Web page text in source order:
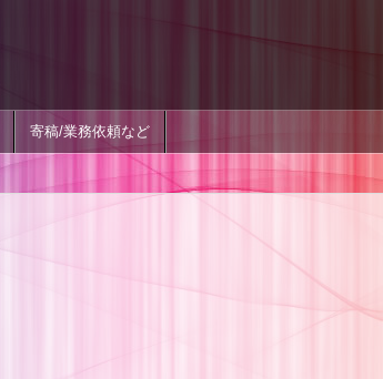
寄稿/業務依頼など